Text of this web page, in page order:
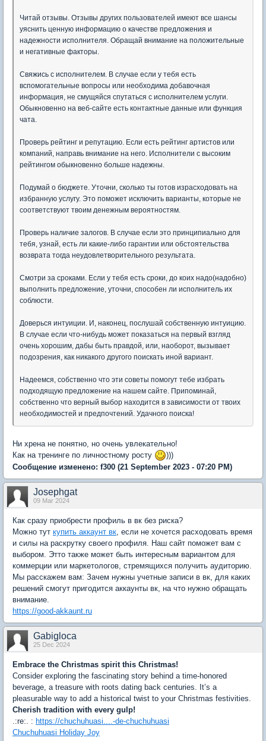
Читай отзывы. Отзывы других пользователей имеют все шансы
уяснить ценную информацию о качестве предложения и
надежности исполнителя. Обращай внимание на положительные
и негативные факторы.
Свяжись с исполнителем. В случае если у тебя есть
вспомогательные вопросы или необходима добавочная
информация, не смущяйся спутаться с исполнителем услуги.
Обыкновенно на веб-сайте есть контактные данные или функция
чата.
Проверь рейтинг и репутацию. Если есть рейтинг артистов или
компаний, направь внимание на него. Исполнители с высоким
рейтингом обыкновенно больше надежны.
Подумай о бюджете. Уточни, сколько ты готов израсходовать на
избранную услугу. Это поможет исключить варианты, которые не
соответствуют твоим денежным вероятностям.
Проверь наличие залогов. В случае если это принципиально для
тебя, узнай, есть ли какие-либо гарантии или обстоятельства
возврата тогда неудовлетворительного результата.
Смотри за сроками. Если у тебя есть сроки, до коих надо(надобно)
выполнить предложение, уточни, способен ли исполнитель их
соблюсти.
Доверься интуиции. И, наконец, послушай собственную интуицию.
В случае если что-нибудь может показаться на первый взгляд
очень хорошим, дабы быть правдой, или, наоборот, вызывает
подозрения, как никакого другого поискать иной вариант.
Надеемся, собственно что эти советы помогут тебе избрать
подходящую предложение на нашем сайте. Припоминай,
собственно что верный выбор находится в зависимости от твоих
необходимостей и предпочтений. Удачного поиска!
Ни хрена не понятно, но очень увлекательно!
Как на тренинге по личностному росту
)))
Сообщение изменено: f300 (21 September 2023 - 07:20 PM)
Josephgat
09 Mar 2024
Как сразу приобрести профиль в вк без риска?
Можно тут купить аккаунт вк, если не хочется расходовать время
и силы на раскрутку своего профиля. Наш сайт поможет вам с
выбором. Этто также может быть интересным вариантом для
коммерции или маркетологов, стремящихся получить аудиторию.
Мы расскажем вам: Зачем нужны учетные записи в вк, для каких
решений смогут пригодится аккаунты вк, на что нужно обращать
внимание.
https://good-akkaunt.ru
Gabigloca
25 Dec 2024
Embrace the Christmas spirit this Christmas!
Consider exploring the fascinating story behind a time-honored
beverage, a treasure with roots dating back centuries. It’s a
pleasurable way to add a historical twist to your Christmas festivities.
Cherish tradition with every gulp!
.:re:. : https://chuchuhuasi....-de-chuchuhuasi
Chuchuhuasi Holiday Joy